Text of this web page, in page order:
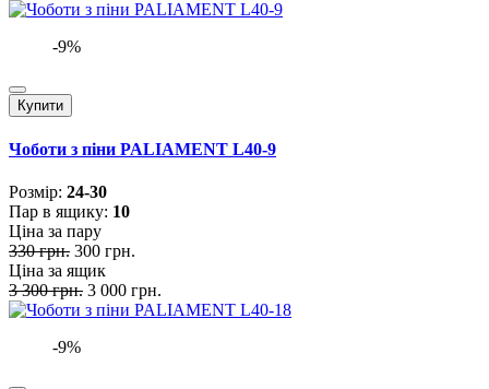
-9%
Купити
Чоботи з піни PALIAMENT L40-9
Розмiр: 24-30
Пар в ящику: 10
Ціна за пару
330 грн. 300 грн.
Ціна за ящик
3 300 грн. 3 000 грн.
-9%